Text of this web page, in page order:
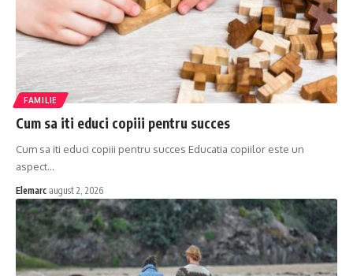
FAMILIE
Cum sa iti educi copiii pentru succes
Cum sa iti educi copiii pentru succes Educatia copiilor este un
aspect…
Elemarc august 2, 2026